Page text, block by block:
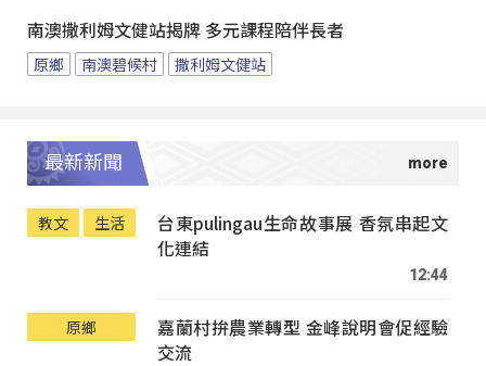
南澳撒利姆文健站揭牌 多元課程陪伴長者
原鄉 南澳碧候村 撒利姆文健站
最新新聞
教文 生活
台東pulingau生命故事展 香氛串起文
化連結
12:44
原鄉
嘉蘭村拚農業轉型 金峰說明會促經驗
交流